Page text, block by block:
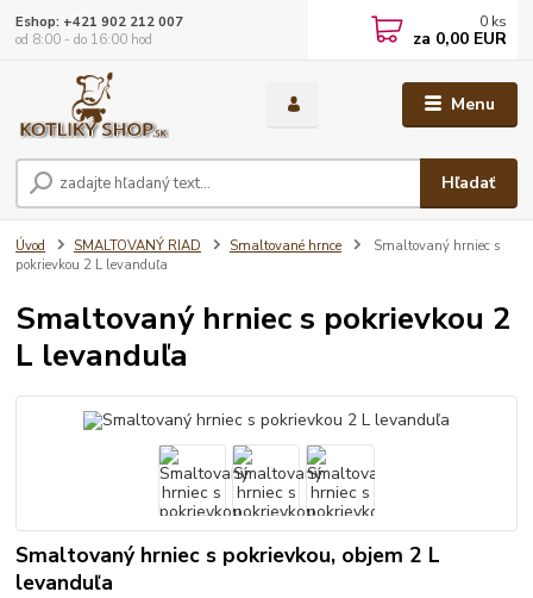
Menu
Hľadať
Eshop: +421 902 212 007
od 8:00 - do 16:00 hod
0 ks
za 0,00 EUR
Úvod SMALTOVANÝ RIAD Smaltované hrnce
Smaltovaný hrniec s
pokrievkou 2 L levanduľa
Smaltovaný hrniec s pokrievkou 2
L levanduľa
Smaltovaný hrniec s pokrievkou, objem 2 L
levanduľa